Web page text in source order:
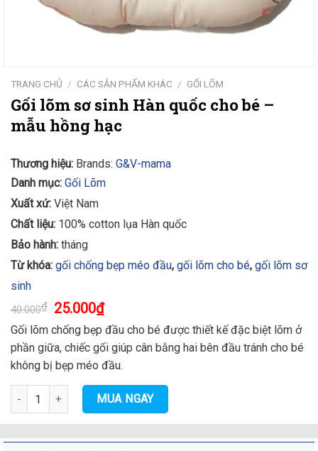
TRANG CHỦ / CÁC SẢN PHẨM KHÁC / GỐI LÕM
Gối lõm sơ sinh Hàn quốc cho bé –
mẫu hồng hạc
Thương hiệu: Brands: G&V-mama
Danh mục: Gối Lõm
Xuất xứ: Việt Nam
Chất liệu: 100% cotton lụa Hàn quốc
Bảo hành: tháng
Từ khóa: gối chống bẹp méo đầu, gối lõm cho bé, gối lõm sơ
sinh
40.000₫ 25.000₫
Gối lõm chống bẹp đầu cho bé được thiết kế đặc biệt lõm ở
phần giữa, chiếc gối giúp cân bằng hai bên đầu tránh cho bé
không bị bẹp méo đầu.
Gối lõm sơ sinh Hàn quốc cho bé - mẫu hồng hạc số lượng
MUA NGAY